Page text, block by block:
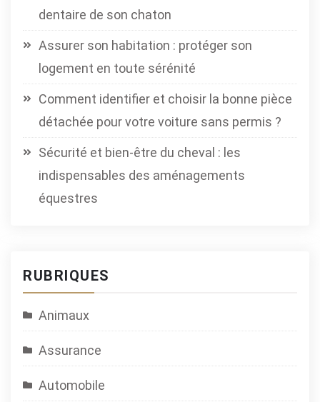
dentaire de son chaton
Assurer son habitation : protéger son
logement en toute sérénité
Comment identifier et choisir la bonne pièce
détachée pour votre voiture sans permis ?
Sécurité et bien-être du cheval : les
indispensables des aménagements
équestres
RUBRIQUES
Animaux
Assurance
Automobile